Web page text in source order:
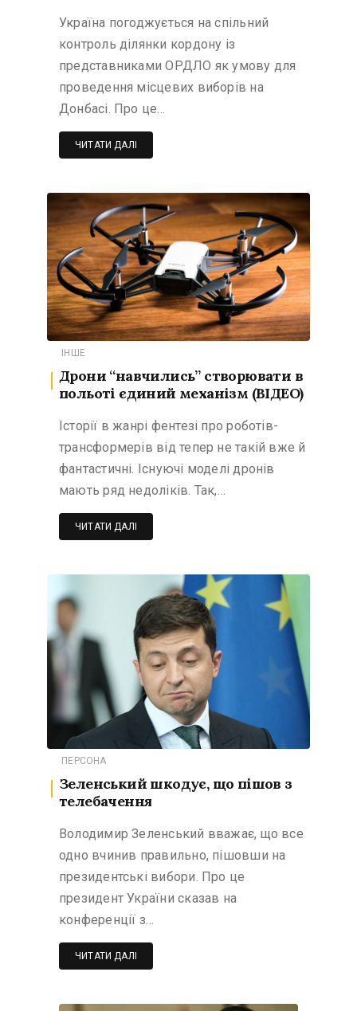
Україна погоджується на спільний
контроль ділянки кордону із
представниками ОРДЛО як умову для
проведення місцевих виборів на
Донбасі. Про це…
ЧИТАТИ ДАЛІ
ІНШЕ
Дрони “навчились” створювати в
польоті єдиний механізм (ВІДЕО)
Історії в жанрі фентезі про роботів-
трансформерів від тепер не такій вже й
фантастичні. Існуючі моделі дронів
мають ряд недоліків. Так,…
ЧИТАТИ ДАЛІ
ПЕРСОНА
Зеленський шкодує, що пішов з
телебачення
Володимир Зеленський вважає, що все
одно вчинив правильно, пішовши на
президентські вибори. Про це
президент України сказав на
конференції з…
ЧИТАТИ ДАЛІ